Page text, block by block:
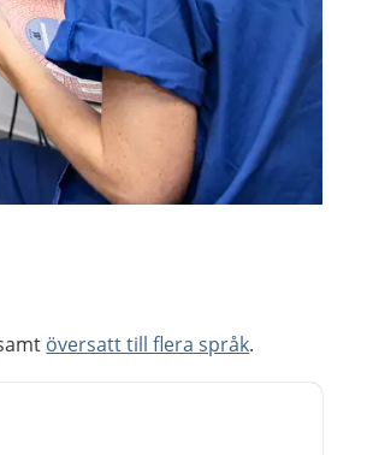
översatt till flera språk.